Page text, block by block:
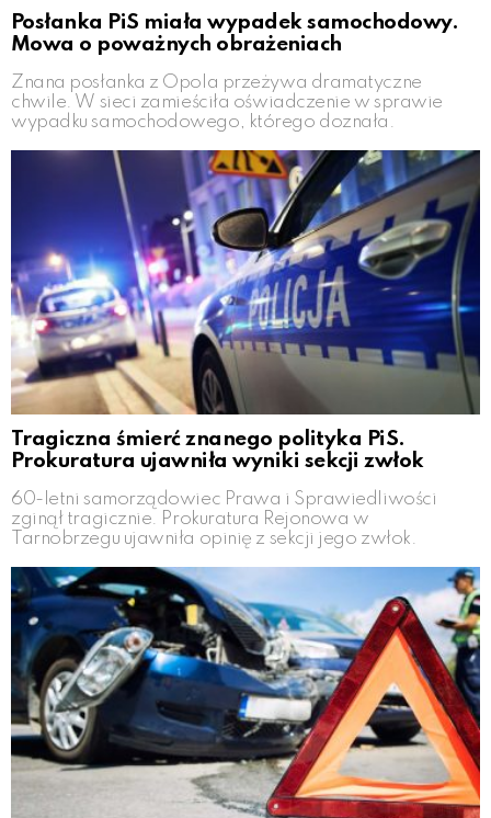
Posłanka PiS miała wypadek samochodowy.
Mowa o poważnych obrażeniach
Znana posłanka z Opola przeżywa dramatyczne
chwile. W sieci zamieściła oświadczenie w sprawie
wypadku samochodowego, którego doznała.
Tragiczna śmierć znanego polityka PiS.
Prokuratura ujawniła wyniki sekcji zwłok
60-letni samorządowiec Prawa i Sprawiedliwości
zginął tragicznie. Prokuratura Rejonowa w
Tarnobrzegu ujawniła opinię z sekcji jego zwłok.